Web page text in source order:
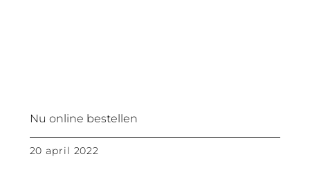
Nu online bestellen
20 april 2022